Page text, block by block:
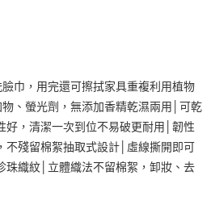
巾，用完還可擦拭家具重複利用植物
、螢光劑，無添加香精乾濕兩用│可乾
好，清潔一次到位不易破更耐用│韌性
不殘留棉絮抽取式設計│虛線撕開即可
珠織紋│立體織法不留棉絮，卸妝、去